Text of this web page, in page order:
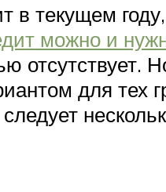
в текущем
можно и
отсутствует.
для тех